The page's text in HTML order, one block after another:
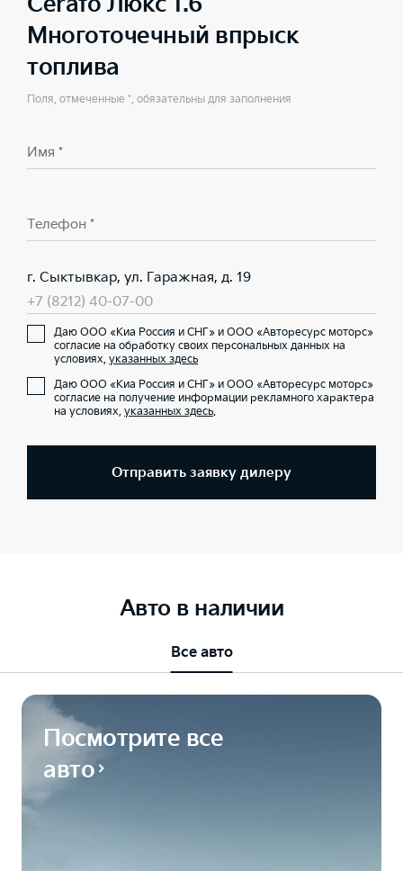
Многоточечный впрыск
топлива
Поля, отмеченные *, обязательны для заполнения
Имя *
Телефон *
г. Сыктывкар, ул. Гаражная, д. 19
+7 (8212) 40-07-00
Даю ООО «Киа Россия и СНГ» и ООО «Авторесурс моторс»
согласие на обработку своих персональных данных на
условиях, указанных здесь
Даю ООО «Киа Россия и СНГ» и ООО «Авторесурс моторс»
согласие на получение информации рекламного характера
на условиях, указанных здесь.
Отправить заявку дилеру
Авто в наличии
Все авто
Посмотрите все
авто